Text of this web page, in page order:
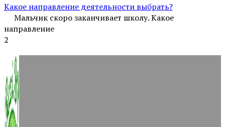
Какое направление деятельности выбрать?
Мальчик скоро заканчивает школу. Какое
направление
2